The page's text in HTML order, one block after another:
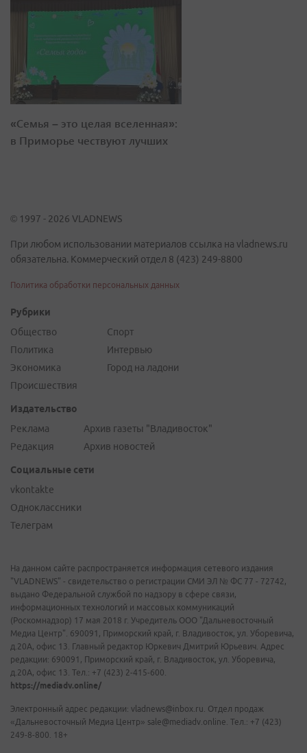
«Семья – это целая вселенная»:
в Приморье чествуют лучших
© 1997 - 2026 VLADNEWS
При любом использовании материалов ссылка на vladnews.ru
обязательна. Коммерческий отдел 8 (423) 249-8800
Политика обработки персональных данных
Рубрики
Общество
Политика
Экономика
Происшествия
Спорт
Интервью
Город на ладони
Издательство
Реклама
Редакция
Архив газеты "Владивосток"
Архив новостей
Социальные сети
vkontakte
Одноклассники
Телеграм
На данном сайте распространяется информация сетевого издания
"VLADNEWS" - свидетельство о регистрации СМИ ЭЛ № ФС 77 - 72742,
выдано Федеральной службой по надзору в сфере связи,
информационных технологий и массовых коммуникаций
(Роскомнадзор) 17 мая 2018 г. Учредитель ООО "Дальневосточный
Медиа Центр". 690091, Приморский край, г. Владивосток, ул. Уборевича,
д.20А, офис 13. Главный редактор Юркевич Дмитрий Юрьевич. Адрес
редакции: 690091, Приморский край, г. Владивосток, ул. Уборевича,
д.20А, офис 13. Тел.: +7 (423) 2-415-600.
https://mediadv.online/
Электронный адрес редакции: vladnews@inbox.ru. Отдел продаж
«Дальневосточный Медиа Центр» sale@mediadv.online. Тел.: +7 (423)
249-8-800. 18+